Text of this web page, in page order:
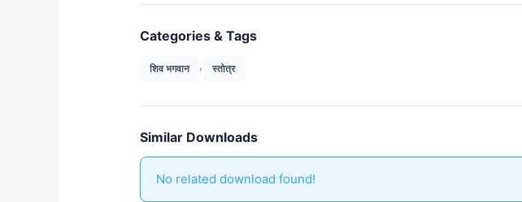
Categories & Tags
शिव भगवान , स्तोत्र
Similar Downloads
No related download found!